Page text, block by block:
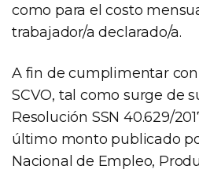
como para el costo
trabajador/a declarado/a.
A fin de cumplimentar
SCVO, tal como surge de
Resolución SSN 40.629/
último monto publicado
Nacional de Empleo,